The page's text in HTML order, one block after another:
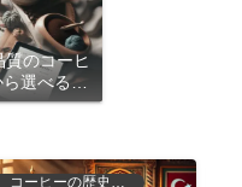
のコーヒ
選べるサ
ョン